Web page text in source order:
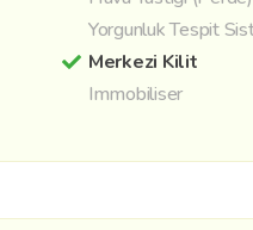
Yorgunluk Tespit
Merkezi Kilit
Immobiliser